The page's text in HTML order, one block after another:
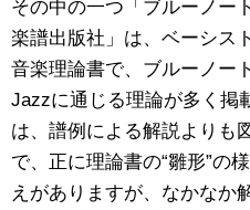
その中の一つ「ブルーノー
楽譜出版社」は、ベーシス
音楽理論書で、ブルーノー
Jazzに通じる理論が多く掲
は、譜例による解説よりも
で、正に理論書の“雛形”の
えがありますが、なかなか